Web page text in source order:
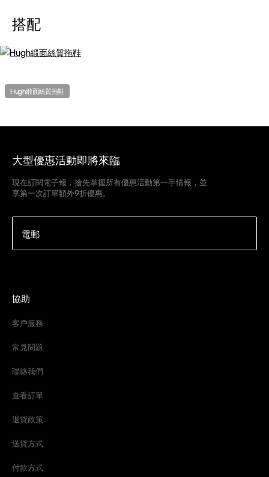
搭配
Hugh緞面絲質拖鞋
大型優惠活動即將來臨
現在訂閱電子報，搶先掌握所有優惠活動第一手情報，並
享第一次訂單額外9折優惠。
電郵
協助
客戶服務
常見問題
聯絡我們
查看訂單
退貨政策
送貨方式
付款方式